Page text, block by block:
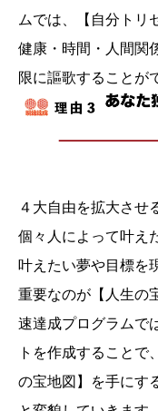
ムでは、【自分トリ
健康・時間・人間関
限に謳歌することが
４大自由を拡大させ
個々人によって叶え
叶えたい夢や目標を
重要なのが【人生の
速達成プログラムで
トを作成することで
の宝地図】を手にす